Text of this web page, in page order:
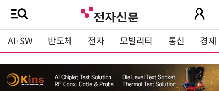
AI·SW 반도체 전자 모빌리티 통신 경제